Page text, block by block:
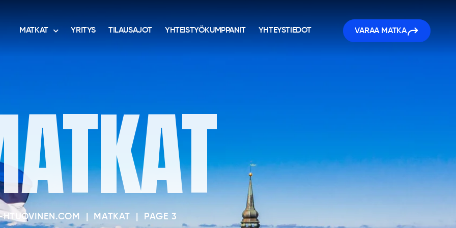
MATKAT YRITYS TILAUSAJOT YHTEISTYÖKUMPPANIT YHTEYSTIEDOT VARAA MATKA
HTUOVINEN.COM MATKAT PAGE 3